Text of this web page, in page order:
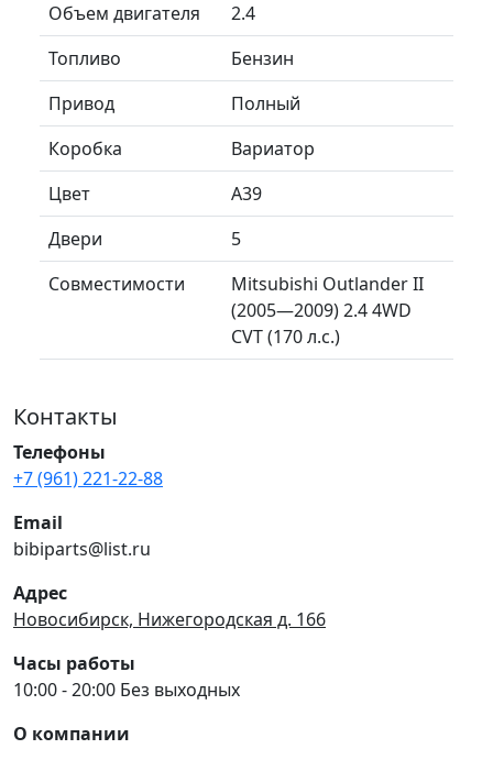
Объем двигателя
2.4
Топливо
Бензин
Привод
Полный
Коробка
Вариатор
Цвет
A39
Двери
5
Совместимости
Mitsubishi Outlander II
(2005—2009) 2.4 4WD
CVT (170 л.с.)
Контакты
Телефоны
+7 (961) 221-22-88
Email
bibiparts@list.ru
Адрес
Новосибирск, Нижегородская д. 166
Часы работы
10:00 - 20:00 Без выходных
О компании